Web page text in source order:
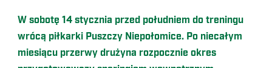
W sobotę 14 stycznia przed południem do treningu
wrócą piłkarki Puszczy Niepołomice. Po niecałym
miesiącu przerwy drużyna rozpocznie okres